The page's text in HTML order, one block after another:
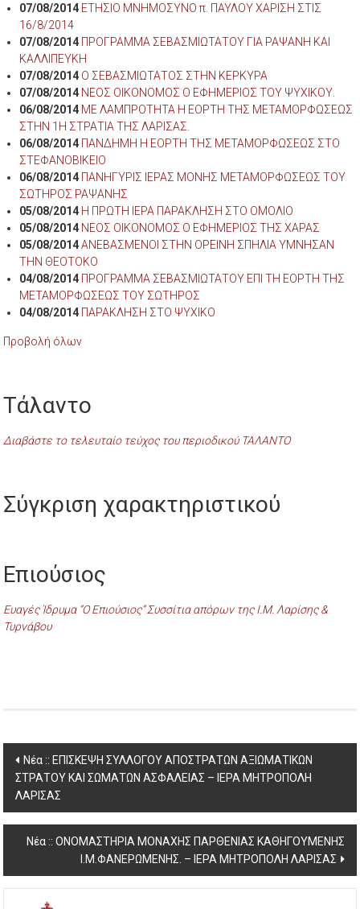
07/08/2014 ΕΤΗΣΙΟ ΜΝΗΜΟΣΥΝΟ π. ΠΑΥΛΟΥ ΧΑΡΙΣΗ ΣΤΙΣ
16/8/2014
07/08/2014 ΠΡΟΓΡΑΜΜΑ ΣΕΒΑΣΜΙΩΤΑΤΟΥ ΓΙΑ ΡΑΨΑΝΗ ΚΑΙ
ΚΑΛΛΙΠΕΥΚΗ
07/08/2014 Ο ΣΕΒΑΣΜΙΩΤΑΤΟΣ ΣΤΗΝ ΚΕΡΚΥΡΑ
07/08/2014 ΝΕΟΣ ΟΙΚΟΝΟΜΟΣ Ο ΕΦΗΜΕΡΙΟΣ ΤΟΥ ΨΥΧΙΚΟΥ.
06/08/2014 ΜΕ ΛΑΜΠΡΟΤΗΤΑ Η ΕΟΡΤΗ ΤΗΣ ΜΕΤΑΜΟΡΦΩΣΕΩΣ
ΣΤΗΝ 1Η ΣΤΡΑΤΙΑ ΤΗΣ ΛΑΡΙΣΑΣ.
06/08/2014 ΠΑΝΔΗΜΗ Η ΕΟΡΤΗ ΤΗΣ ΜΕΤΑΜΟΡΦΩΣΕΩΣ ΣΤΟ
ΣΤΕΦΑΝΟΒΙΚΕΙΟ
06/08/2014 ΠΑΝΗΓΥΡΙΣ ΙΕΡΑΣ ΜΟΝΗΣ ΜΕΤΑΜΟΡΦΩΣΕΩΣ ΤΟΥ
ΣΩΤΗΡΟΣ ΡΑΨΑΝΗΣ
05/08/2014 Η ΠΡΩΤΗ ΙΕΡΑ ΠΑΡΑΚΛΗΣΗ ΣΤΟ ΟΜΟΛΙΟ
05/08/2014 ΝΕΟΣ ΟΙΚΟΝΟΜΟΣ Ο ΕΦΗΜΕΡΙΟΣ ΤΗΣ ΧΑΡΑΣ
05/08/2014 ΑΝΕΒΑΣΜΕΝΟΙ ΣΤΗΝ ΟΡΕΙΝΗ ΣΠΗΛΙΑ ΥΜΝΗΣΑΝ
ΤΗΝ ΘΕΟΤΟΚΟ
04/08/2014 ΠΡΟΓΡΑΜΜΑ ΣΕΒΑΣΜΙΩΤΑΤΟΥ ΕΠΙ ΤΗ ΕΟΡΤΗ ΤΗΣ
ΜΕΤΑΜΟΡΦΩΣΕΩΣ ΤΟΥ ΣΩΤΗΡΟΣ
04/08/2014 ΠΑΡΑΚΛΗΣΗ ΣΤΟ ΨΥΧΙΚΟ
Προβολή όλων
Τάλαντο
Διαβάστε το τελευταίο τεύχος του περιοδικού ΤΑΛΑΝΤΟ
Σύγκριση χαρακτηριστικού
Επιούσιος
Ευαγές Ίδρυμα “Ο Επιούσιος” Συσσίτια απόρων της Ι.Μ. Λαρίσης &
Τυρνάβου
Post
navigation
Νέα :: ΕΠΙΣΚΕΨΗ ΣΥΛΛΟΓΟΥ ΑΠΟΣΤΡΑΤΩΝ ΑΞΙΩΜΑΤΙΚΩΝ
ΣΤΡΑΤΟΥ ΚΑΙ ΣΩΜΑΤΩΝ ΑΣΦΑΛΕΙΑΣ – ΙΕΡΑ ΜΗΤΡΟΠΟΛΗ
ΛΑΡΙΣΑΣ
Νέα :: ΟΝΟΜΑΣΤΗΡΙΑ ΜΟΝΑΧΗΣ ΠΑΡΘΕΝΙΑΣ ΚΑΘΗΓΟΥΜΕΝΗΣ
Ι.Μ.ΦΑΝΕΡΩΜΕΝΗΣ. – ΙΕΡΑ ΜΗΤΡΟΠΟΛΗ ΛΑΡΙΣΑΣ